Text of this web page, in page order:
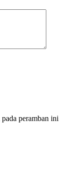
peramban ini